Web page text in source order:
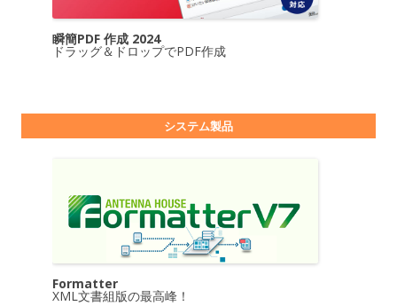
瞬簡PDF 作成 2024
ドラッグ＆ドロップでPDF作成
システム製品
Formatter
XML文書組版の最高峰！